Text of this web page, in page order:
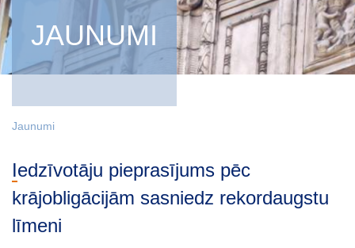
JAUNUMI
Jaunumi
Iedzīvotāju pieprasījums pēc
krājobligācijām sasniedz rekordaugstu
līmeni